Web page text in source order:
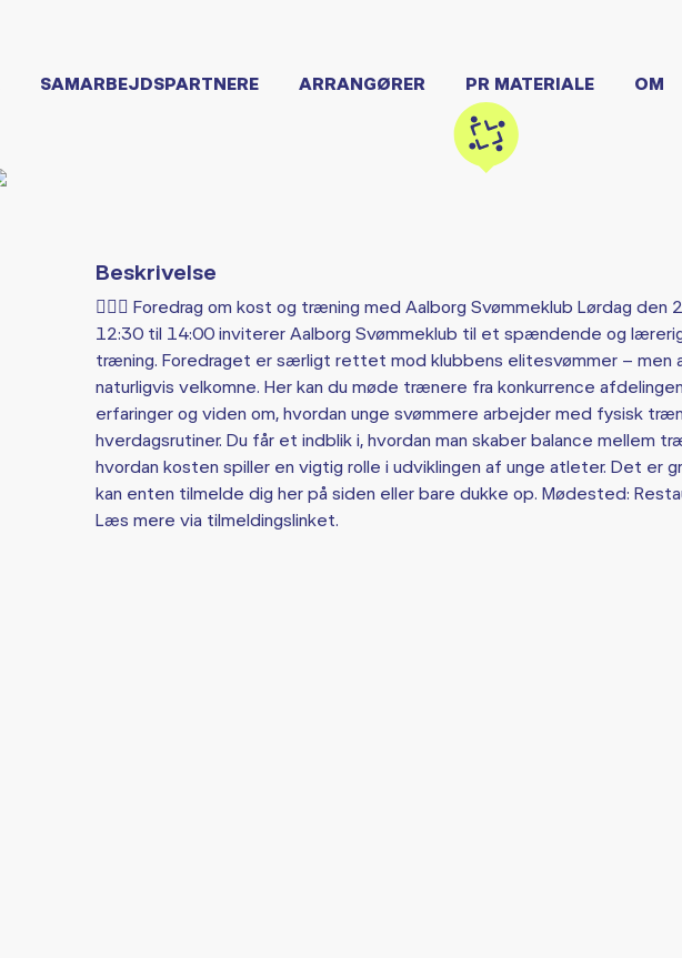
SAMARBEJDSPARTNERE ARRANGØRER PR MATERIALE OM
Beskrivelse
🏋️‍♀️🥗 Foredrag om kost og træning med Aalborg Svømmeklub Lørdag den
12:30 til 14:00 inviterer Aalborg Svømmeklub til et spændende og
træning. Foredraget er særligt rettet mod klubbens elitesvømmer – men
naturligvis velkomne. Her kan du møde trænere fra konkurrence
erfaringer og viden om, hvordan unge svømmere arbejder med fysisk
hverdagsrutiner. Du får et indblik i, hvordan man skaber balance mellem
hvordan kosten spiller en vigtig rolle i udviklingen af unge atleter. Det er
kan enten tilmelde dig her på siden eller bare dukke op. Mødested:
Læs mere via tilmeldingslinket.